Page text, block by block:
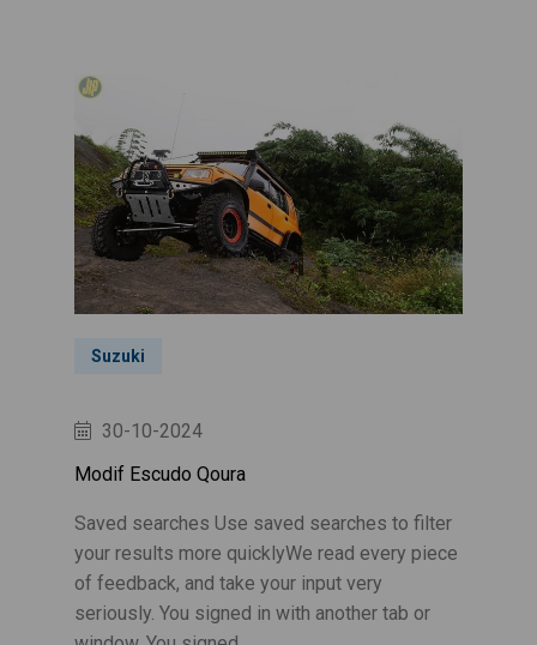
Suzuki
30-10-2024
Modif Escudo Qoura
Saved searches Use saved searches to filter
your results more quicklyWe read every piece
of feedback, and take your input very
seriously. You signed in with another tab or